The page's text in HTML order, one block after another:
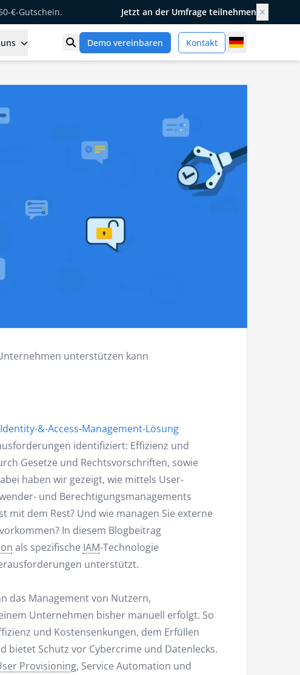
€-Gutschein. Jetzt an der Umfrage teilnehmen ✕
Suche öffnen
Demo vereinbaren Kontakt Germany
unterstützen kann
&-Access-Management-Lösung
identifiziert: Effizienz und
Gesetze und Rechtsvorschriften, sowie
haben wir gezeigt, wie mittels User-
und Berechtigungsmanagements
dem Rest? Und wie managen Sie externe
In diesem Blogbeitrag
als spezifische IAM-Technologie
unterstützt.
das Management von Nutzern,
Unternehmen bisher manuell erfolgt. So
und Kostensenkungen, dem Erfüllen
bietet Schutz vor Cybercrime und Datenlecks.
Provisioning, Service Automation und